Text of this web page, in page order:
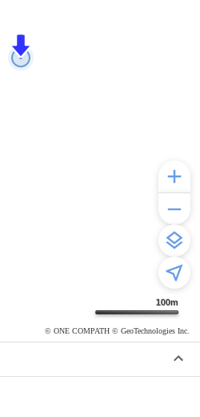
100m
© ONE COMPATH © GeoTechnologies Inc.